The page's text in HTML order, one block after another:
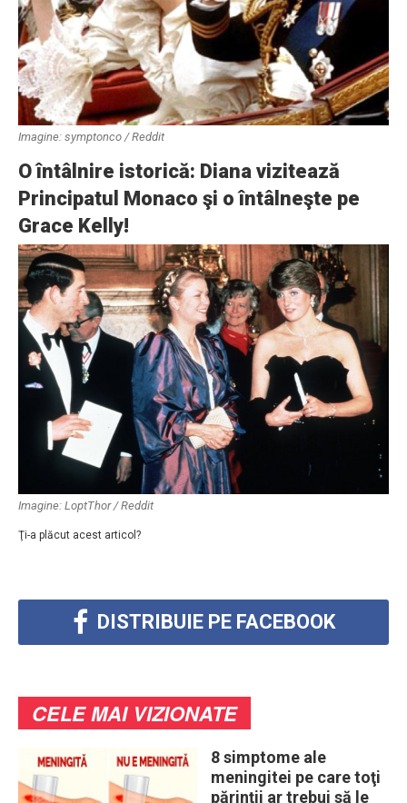
Imagine: symptonco / Reddit
O întâlnire istorică: Diana vizitează
Principatul Monaco şi o întâlneşte pe
Grace Kelly!
Imagine: LoptThor / Reddit
Ţi-a plăcut acest articol?
DISTRIBUIE PE FACEBOOK
CELE MAI VIZIONATE
8 simptome ale
meningitei pe care toţi
părinţii ar trebui să le